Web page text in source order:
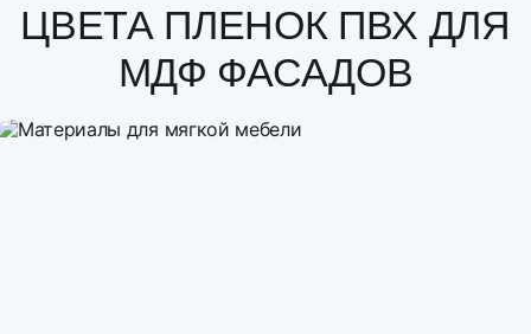
ЦВЕТА ПЛЕНОК ПВХ ДЛЯ
МДФ ФАСАДОВ